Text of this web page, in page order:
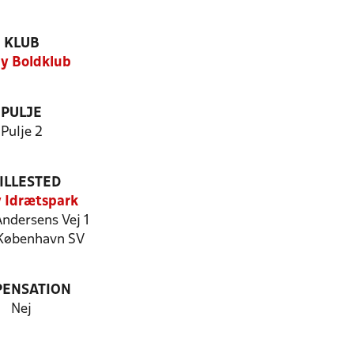
KLUB
Boldklub
PULJE
Pulje 2
Idrætspark
Vej 1
SV
Nej